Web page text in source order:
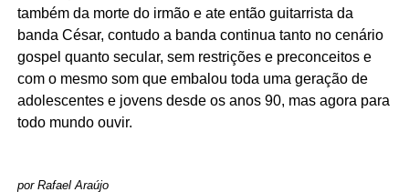
também da morte do irmão e ate então guitarrista da
banda César, contudo a banda continua tanto no cenário
gospel quanto secular, sem restrições e preconceitos e
com o mesmo som que embalou toda uma geração de
adolescentes e jovens desde os anos 90, mas agora para
todo mundo ouvir.
por Rafael Araújo